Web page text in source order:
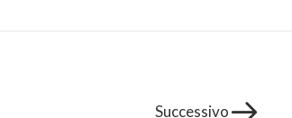
Successivo